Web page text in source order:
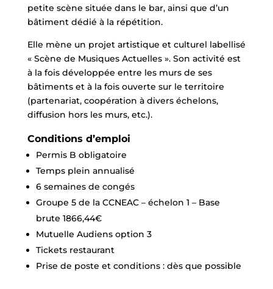
petite scène située dans le bar, ainsi que d’un
bâtiment dédié à la répétition.
Elle mène un projet artistique et culturel labellisé
« Scène de Musiques Actuelles ». Son activité est
à la fois développée entre les murs de ses
bâtiments et à la fois ouverte sur le territoire
(partenariat, coopération à divers échelons,
diffusion hors les murs, etc.).
Conditions d’emploi
Permis B obligatoire
Temps plein annualisé
6 semaines de congés
Groupe 5 de la CCNEAC – échelon 1 – Base
brute 1866,44€
Mutuelle Audiens option 3
Tickets restaurant
Prise de poste et conditions : dès que possible